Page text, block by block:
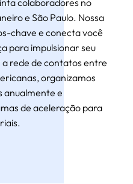
e São Paulo. Nossa
chave e conecta você
para impulsionar seu
rede de contatos entre
organizamos
anualmente e
de aceleração para